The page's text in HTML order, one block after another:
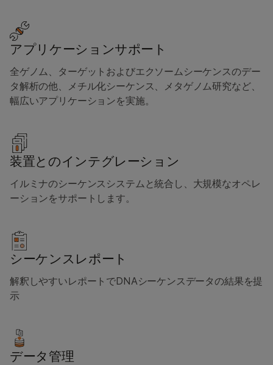
アプリケーションサポート
全ゲノム、ターゲットおよびエクソームシーケンスのデー
タ解析の他、メチル化シーケンス、メタゲノム研究など、
幅広いアプリケーションを実施。
装置とのインテグレーション
イルミナのシーケンスシステムと統合し、大規模なオペレ
ーションをサポートします。
シーケンスレポート
解釈しやすいレポートでDNAシーケンスデータの結果を提
示
データ管理